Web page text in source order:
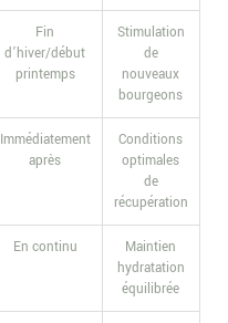
Fin
d’hiver/début
printemps
Stimulation
de
nouveaux
bourgeons
Immédiatement
après
Conditions
optimales
de
récupération
En continu
Maintien
hydratation
équilibrée